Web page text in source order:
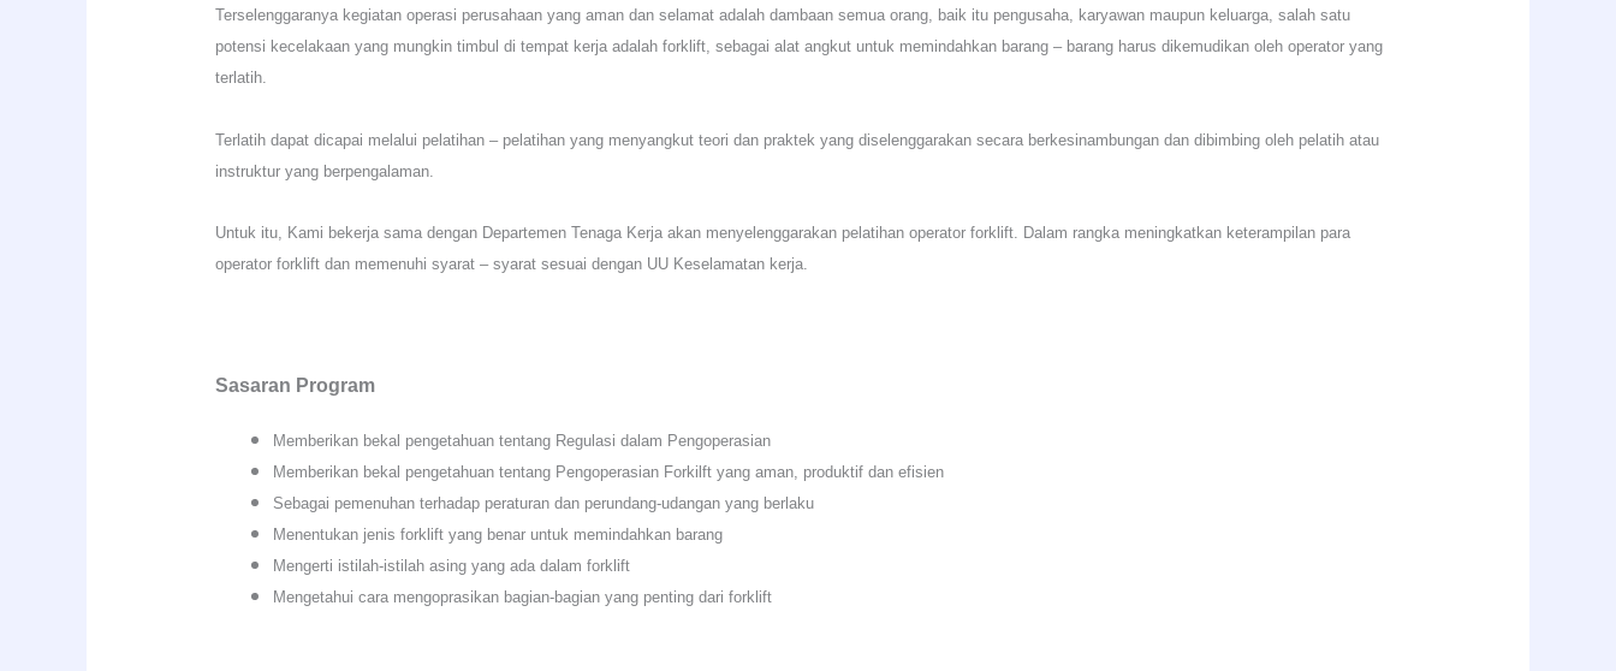
Terselenggaranya kegiatan operasi perusahaan yang aman dan selamat adalah dambaan semua orang, baik itu pengusaha, karyawan maupun keluarga, salah satu
potensi kecelakaan yang mungkin timbul di tempat kerja adalah forklift, sebagai alat angkut untuk memindahkan barang – barang harus dikemudikan oleh operator yang
terlatih.
Terlatih dapat dicapai melalui pelatihan – pelatihan yang menyangkut teori dan praktek yang diselenggarakan secara berkesinambungan dan dibimbing oleh pelatih atau
instruktur yang berpengalaman.
Untuk itu, Kami bekerja sama dengan Departemen Tenaga Kerja akan menyelenggarakan pelatihan operator forklift. Dalam rangka meningkatkan keterampilan para
operator forklift dan memenuhi syarat – syarat sesuai dengan UU Keselamatan kerja.
Sasaran Program
Memberikan bekal pengetahuan tentang Regulasi dalam Pengoperasian
Memberikan bekal pengetahuan tentang Pengoperasian Forkilft yang aman, produktif dan efisien
Sebagai pemenuhan terhadap peraturan dan perundang-udangan yang berlaku
Menentukan jenis forklift yang benar untuk memindahkan barang
Mengerti istilah-istilah asing yang ada dalam forklift
Mengetahui cara mengoprasikan bagian-bagian yang penting dari forklift